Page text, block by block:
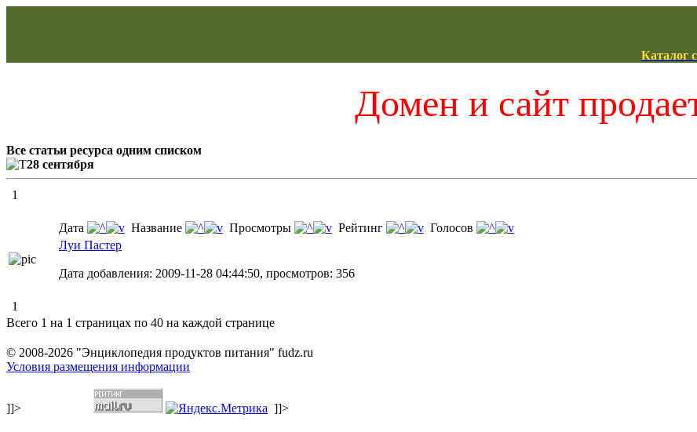
Каталог
Домен и сайт
Все статьи ресурса одним списком
28 сентября
1
Дата Название Просмотры Рейтинг
Голосов
Луи Пастер
Дата добавления: 2009-11-28 04:44:50, просмотров: 356
1
Всего 1 на 1 страницах по 40 на каждой странице
© 2008-2026 "Энциклопедия продуктов питания" fudz.ru
Условия размещения информации
]]> ]]>